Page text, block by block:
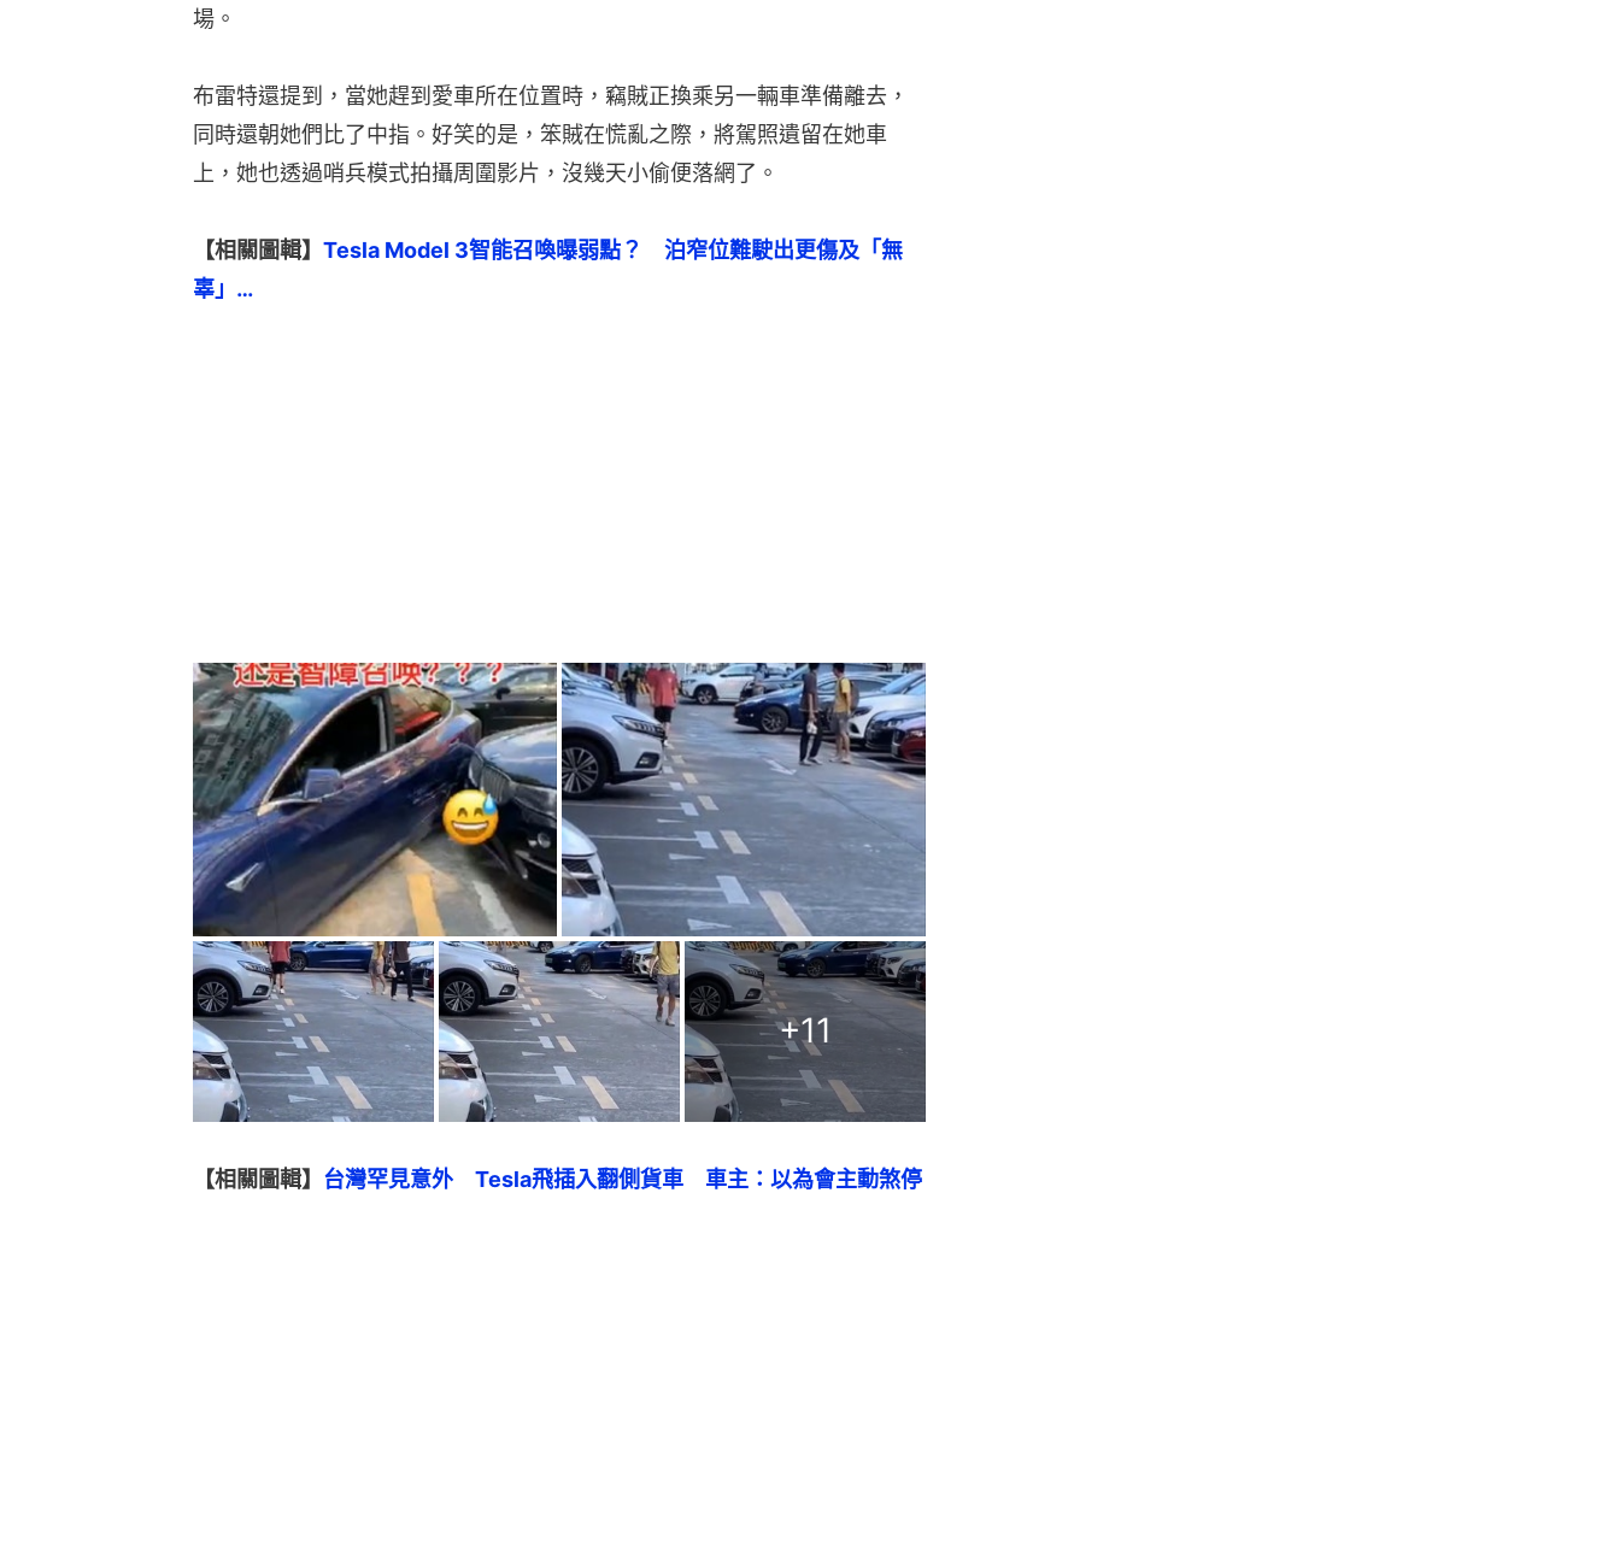
場。
布雷特還提到，當她趕到愛車所在位置時，竊賊正換乘另一輛車準備離去，
同時還朝她們比了中指。好笑的是，笨賊在慌亂之際，將駕照遺留在她車
上，她也透過哨兵模式拍攝周圍影片，沒幾天小偷便落網了。
【相關圖輯】 Tesla Model 3智能召喚曝弱點？　泊窄位難駛出更傷及「無
辜」…
+11
【相關圖輯】 台灣罕見意外　Tesla飛插入翻側貨車　車主：以為會主動煞停